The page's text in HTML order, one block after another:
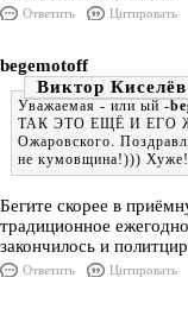
Ответить Цитировать
begemotoff
Виктор Киселёв
Уважаемая - или ый -
ТАК ЭТО ЕЩЁ И ЕГО
Ожаровского.
не кумовщина!)))
Бегите скорее в
традиционное
закончилось и
Ответить Цитировать